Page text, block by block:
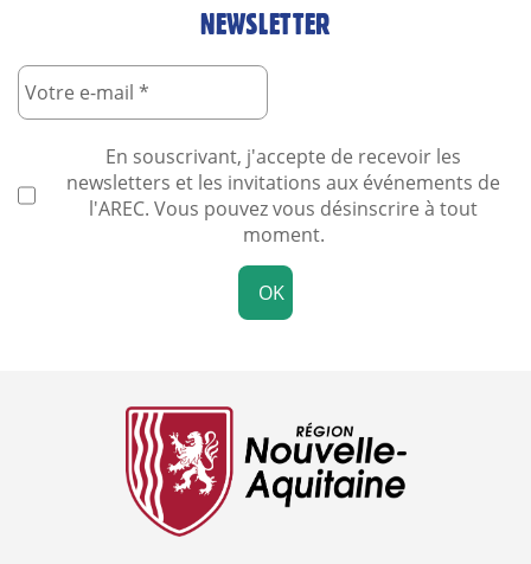
NEWSLETTER
En souscrivant, j'accepte de recevoir les
newsletters et les invitations aux événements de
l'AREC. Vous pouvez vous désinscrire à tout
moment.